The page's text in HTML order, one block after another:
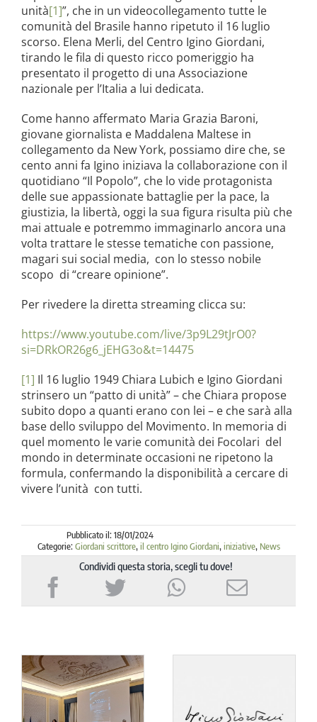
unità[1]”, che in un videocollegamento tutte le
comunità del Brasile hanno ripetuto il 16 luglio
scorso. Elena Merli, del Centro Igino Giordani,
tirando le fila di questo ricco pomeriggio ha
presentato il progetto di una Associazione
nazionale per l’Italia a lui dedicata.
Come hanno affermato Maria Grazia Baroni,
giovane giornalista e Maddalena Maltese in
collegamento da New York, possiamo dire che, se
cento anni fa Igino iniziava la collaborazione con il
quotidiano “Il Popolo”, che lo vide protagonista
delle sue appassionate battaglie per la pace, la
giustizia, la libertà, oggi la sua figura risulta più che
mai attuale e potremmo immaginarlo ancora una
volta trattare le stesse tematiche con passione,
magari sui social media, con lo stesso nobile
scopo di “creare opinione”.
Per rivedere la diretta streaming clicca su:
https://www.youtube.com/live/3p9L29tJrO0?
si=DRkOR26g6_jEHG3o&t=14475
[1] Il 16 luglio 1949 Chiara Lubich e Igino Giordani
strinsero un “patto di unità” – che Chiara propose
subito dopo a quanti erano con lei – e che sarà alla
base dello sviluppo del Movimento. In memoria di
quel momento le varie comunità dei Focolari del
mondo in determinate occasioni ne ripetono la
formula, confermando la disponibilità a cercare di
vivere l’unità con tutti.
Pubblicato il: 18/01/2024
Categorie:Giordani scrittore,il centro Igino Giordani,iniziative, News
Condividi questa storia, scegli tu dove!